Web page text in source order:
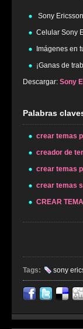
Sony
Celular Sony
Imágenes en
¡Ganas de
Descargar: Sony
Palabras
crear temas
creador de
crear temas
crear temas
CREAR
Tags: sony